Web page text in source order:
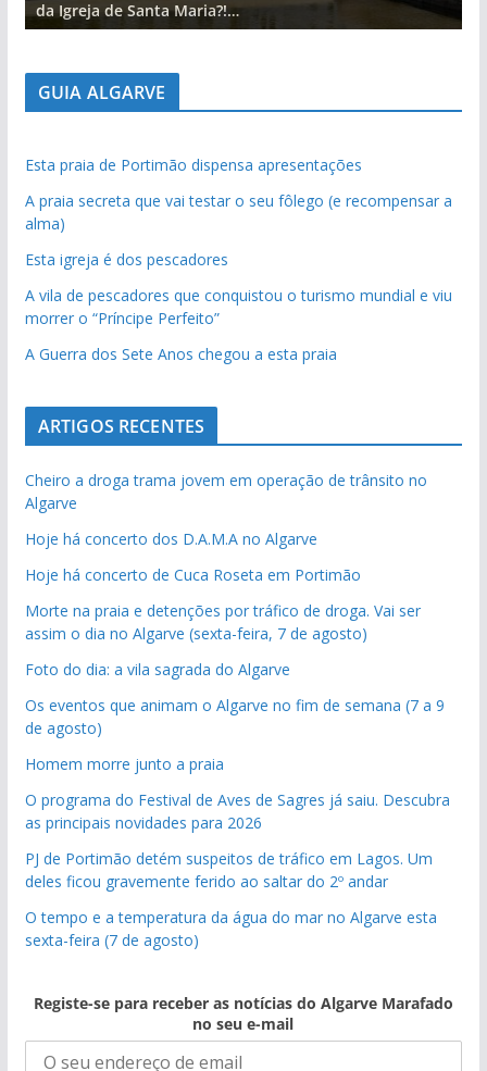
da Igreja de Santa Maria?!…
GUIA ALGARVE
Esta praia de Portimão dispensa apresentações
A praia secreta que vai testar o seu fôlego (e recompensar a
alma)
Esta igreja é dos pescadores
A vila de pescadores que conquistou o turismo mundial e viu
morrer o “Príncipe Perfeito”
A Guerra dos Sete Anos chegou a esta praia
ARTIGOS RECENTES
Cheiro a droga trama jovem em operação de trânsito no
Algarve
Hoje há concerto dos D.A.M.A no Algarve
Hoje há concerto de Cuca Roseta em Portimão
Morte na praia e detenções por tráfico de droga. Vai ser
assim o dia no Algarve (sexta-feira, 7 de agosto)
Foto do dia: a vila sagrada do Algarve
Os eventos que animam o Algarve no fim de semana (7 a 9
de agosto)
Homem morre junto a praia
O programa do Festival de Aves de Sagres já saiu. Descubra
as principais novidades para 2026
PJ de Portimão detém suspeitos de tráfico em Lagos. Um
deles ficou gravemente ferido ao saltar do 2º andar
O tempo e a temperatura da água do mar no Algarve esta
sexta-feira (7 de agosto)
Registe-se para receber as notícias do Algarve Marafado
no seu e-mail